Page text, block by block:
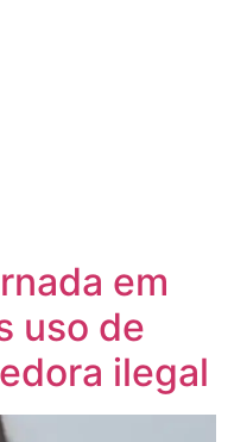
em
uso de
ilegal